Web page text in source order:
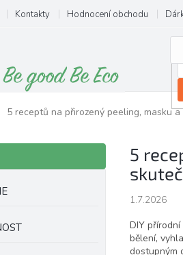
Kontakty Hodnocení obchodu
5 receptů na přirozený peeling, masku
5
1.7.2026
DIY
bělení,
dostupným